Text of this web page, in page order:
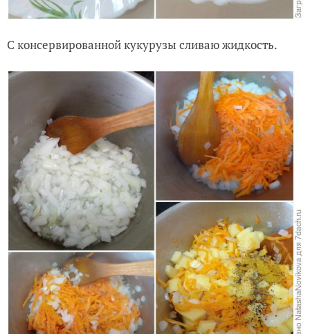
С консервированной кукурузы сливаю жидкость.